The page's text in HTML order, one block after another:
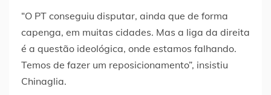
“O PT conseguiu disputar, ainda que de forma
capenga, em muitas cidades. Mas a liga da direita
é a questão ideológica, onde estamos falhando.
Temos de fazer um reposicionamento”, insistiu
Chinaglia.